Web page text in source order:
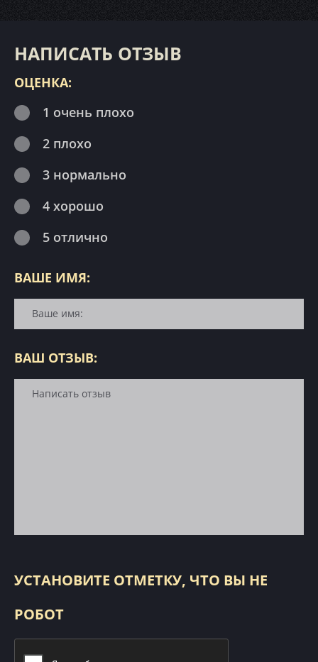
НАПИСАТЬ ОТЗЫВ
ОЦЕНКА:
1 очень плохо
2 плохо
3 нормально
4 хорошо
5 отлично
ВАШЕ ИМЯ:
ВАШ ОТЗЫВ:
УСТАНОВИТЕ ОТМЕТКУ, ЧТО ВЫ НЕ
РОБОТ